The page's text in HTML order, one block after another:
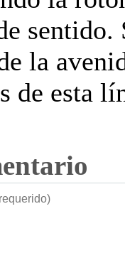
sentido.
la
de esta